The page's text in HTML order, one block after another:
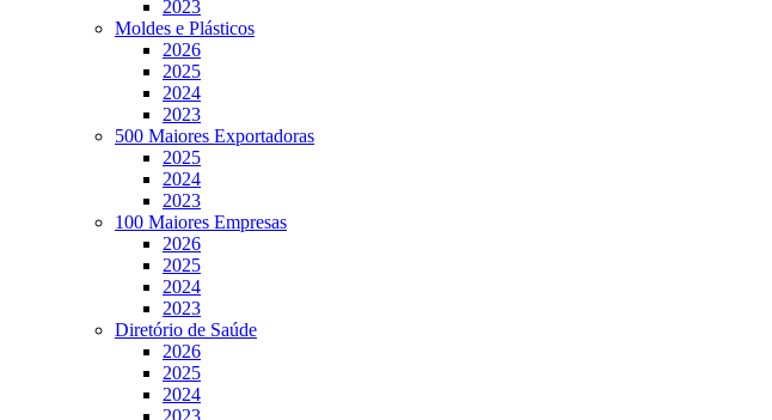
2023
Moldes e Plásticos
2026
2025
2024
2023
500 Maiores Exportadoras
2025
2024
2023
100 Maiores Empresas
2026
2025
2024
2023
Diretório de Saúde
2026
2025
2024
2023